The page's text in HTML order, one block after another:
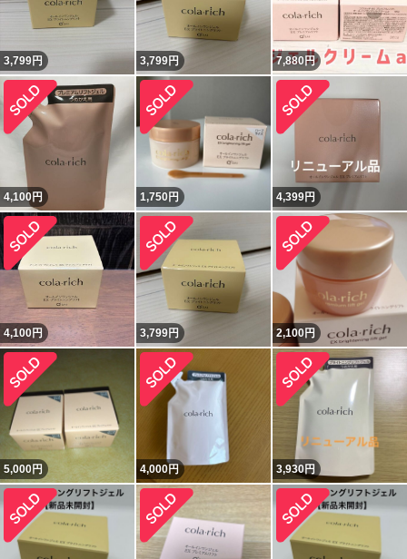
3,799円 3,799円 7,880 円
4,100円 1,750円 4,399円
4,100円 3,799円 2,100円
5,000円 4,000円 3,930円